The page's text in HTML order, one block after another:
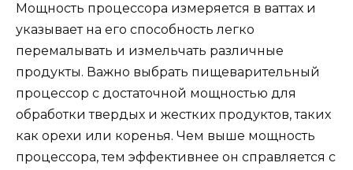
Мощность процессора измеряется в ваттах и
указывает на его способность легко
перемалывать и измельчать различные
продукты. Важно выбрать пищеварительный
процессор с достаточной мощностью для
обработки твердых и жестких продуктов, таких
как орехи или коренья. Чем выше мощность
процессора, тем эффективнее он справляется с